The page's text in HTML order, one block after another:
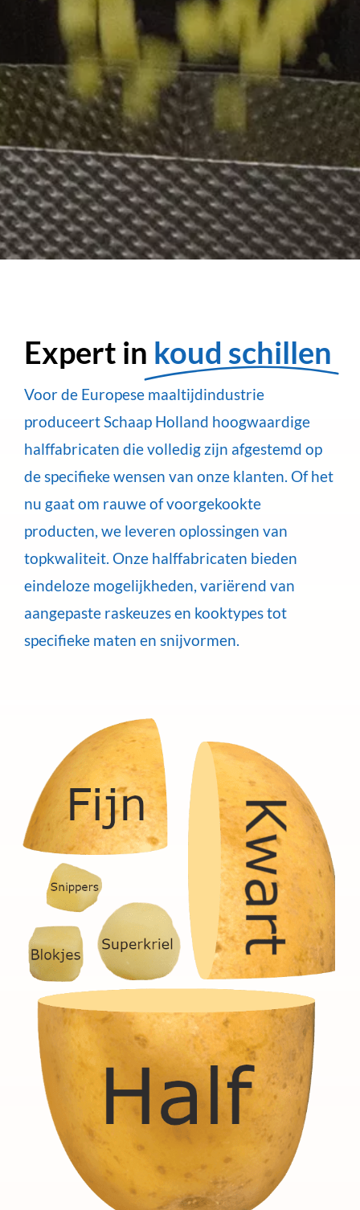
Expert in koud schillen
Voor de Europese maaltijdindustrie
produceert Schaap Holland hoogwaardige
halffabricaten die volledig zijn afgestemd op
de specifieke wensen van onze klanten. Of het
nu gaat om rauwe of voorgekookte
producten, we leveren oplossingen van
topkwaliteit. Onze halffabricaten bieden
eindeloze mogelijkheden, variërend van
aangepaste raskeuzes en kooktypes tot
specifieke maten en snijvormen.